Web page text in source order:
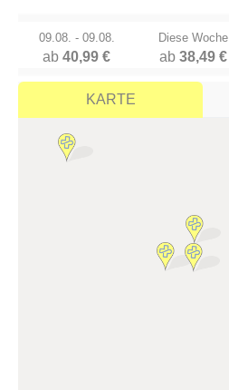
09.08. - 09.08.
ab40,99 €
Diese Woche
ab38,49 €
KARTE